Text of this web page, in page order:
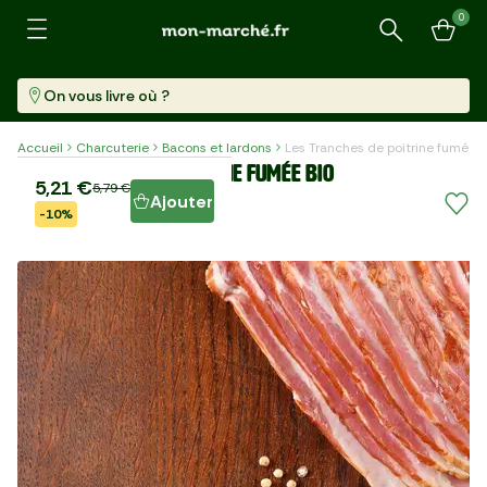
Recherche
0
On vous livre où ?
Accueil Charcuterie Bacons et lardons Les Tranches de poitrine fumée
Les Tranches de poitrine fumée BIO
Barquette (160 G) 32,57 €/kg
5,21 €5,79 €
-10%
Ajouter